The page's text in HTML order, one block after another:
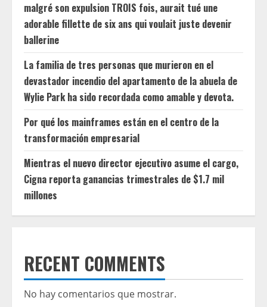
malgré son expulsion TROIS fois, aurait tué une
adorable fillette de six ans qui voulait juste devenir
ballerine
La familia de tres personas que murieron en el
devastador incendio del apartamento de la abuela de
Wylie Park ha sido recordada como amable y devota.
Por qué los mainframes están en el centro de la
transformación empresarial
Mientras el nuevo director ejecutivo asume el cargo,
Cigna reporta ganancias trimestrales de $1.7 mil
millones
RECENT COMMENTS
No hay comentarios que mostrar.